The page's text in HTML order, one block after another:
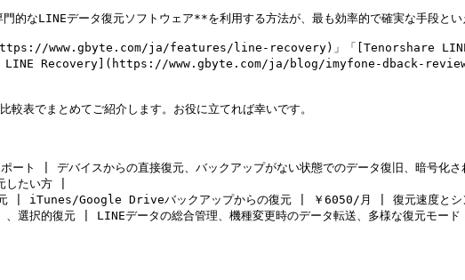
なLINEデータ復元ソフトウェア**を利用する方法が、最も効率的で確実な手段とい
www.gbyte.com/ja/features/line-recovery)」「[Tenorshare
Recovery](https://www.gbyte.com/ja/blog/imyfone-dback-review-ja)
表でまとめてご紹介します。お役に立てれば幸いです。
バイスからの直接復元、バックアップがない状態でのデータ復旧、暗号化さ
したい方 |
| iTunes/Google Driveバックアップからの復元 | ￥6050/月 | 復元速度とシン
択的復元 | LINEデータの総合管理、機種変更時のデータ転送、多様な復元モ